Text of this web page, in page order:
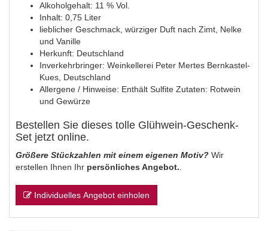
Alkoholgehalt: 11 % Vol.
Inhalt: 0,75 Liter
lieblicher Geschmack, würziger Duft nach Zimt, Nelke
und Vanille
Herkunft: Deutschland
Inverkehrbringer: Weinkellerei Peter Mertes Bernkastel-
Kues, Deutschland
Allergene / Hinweise: Enthält Sulfite Zutaten: Rotwein
und Gewürze
Bestellen Sie dieses tolle Glühwein-Geschenk-
Set jetzt online.
Größere Stückzahlen mit einem eigenen Motiv? Wir
erstellen Ihnen Ihr persönliches Angebot.
Individuelles Angebot einholen